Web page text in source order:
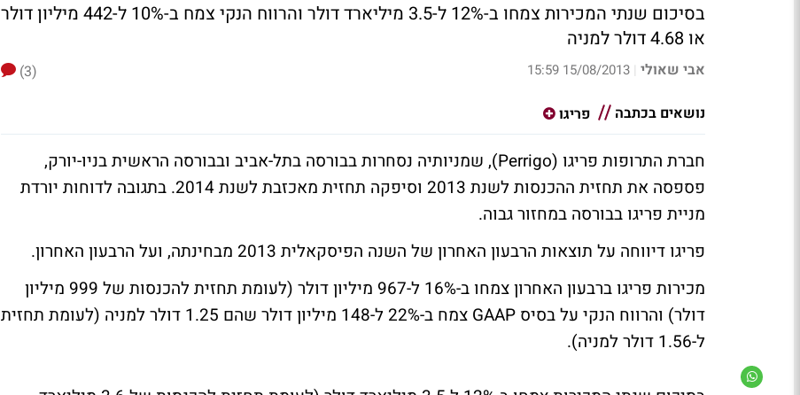
בסיכום שנתי המכירות צמחו ב-12% ל-3.5 מיליארד דולר והרווח הנקי צמח ב-10% ל-442 מיליון דולר
או 4.68 דולר למניה
אבי שאולי |
15/08/2013 15:59
(3)
נושאים בכתבה
פריגו
חברת התרופות פריגו (Perrigo), שמניותיה נסחרות בבורסה בתל-אביב ובבורסה הראשית בניו-יורק,
פספסה את תחזית ההכנסות לשנת 2013 וסיפקה תחזית מאכזבת לשנת 2014. בתגובה לדוחות יורדת
מניית פריגו בבורסה במחזור גבוה.
פריגו דיווחה על תוצאות הרבעון האחרון של השנה הפיסקאלית 2013 מבחינתה, ועל הרבעון האחרון.
מכירות פריגו ברבעון האחרון צמחו ב-16% ל-967 מיליון דולר (לעומת תחזית להכנסות של 999 מיליון
דולר) והרווח הנקי על בסיס GAAP צמח ב-22% ל-148 מיליון דולר שהם 1.25 דולר למניה (לעומת תחזית
ל-1.56 דולר למניה).